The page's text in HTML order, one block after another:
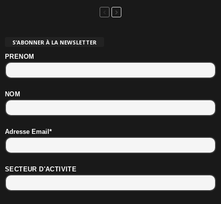
S’ABONNER À LA NEWSLETTER
PRENOM
NOM
Adresse Email*
SECTEUR D'ACTIVITE